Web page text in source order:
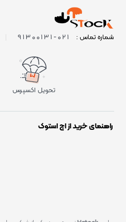
شماره تماس : 021-91300131
تحویل اکسپرس
راهنمای خرید از اچ استوک